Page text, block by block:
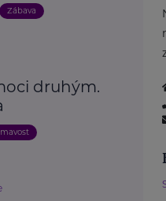
Zábava
druhým.